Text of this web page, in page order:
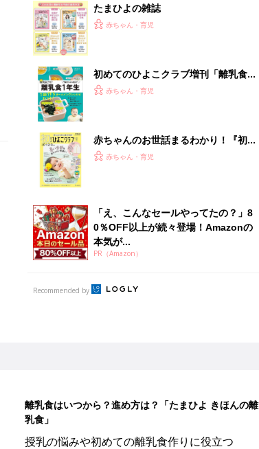
たまひよの雑誌
赤ちゃん・育児
初めてのひよこクラブ増刊「離乳食1
年生 1皿作るだけ！オールインワン​レ
赤ちゃん・育児
赤ちゃんのお世話まるわかり！『初め
てのひよこクラブ 夏号』〈巻頭大特
赤ちゃん・育児
「え、こんなセールやってたの？」8
0％OFF以上が続々登場！Amazonの
本気が...
PR（Amazon）
Recommended by
離乳食はいつから？進め方は？「たまひよ きほんの離
乳食」
授乳の悩みや初めての離乳食作りに役立つ